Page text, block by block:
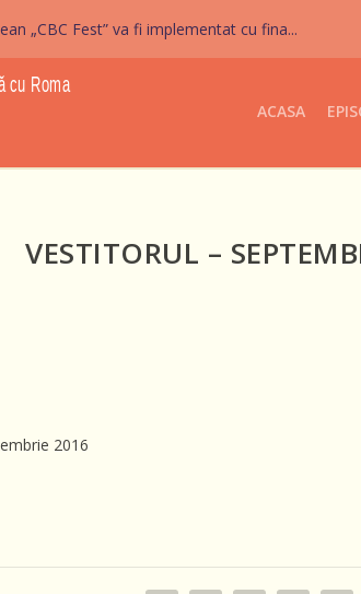
„CBC Fest” va fi implementat cu fina...
ACASA
VESTITORUL –
2016